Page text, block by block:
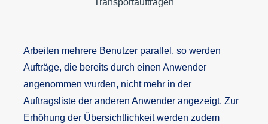
Arbeiten mehrere Benutzer parallel, so werden
Aufträge, die bereits durch einen Anwender
angenommen wurden, nicht mehr in der
Auftragsliste der anderen Anwender angezeigt. Zur
Erhöhung der Übersichtlichkeit werden zudem